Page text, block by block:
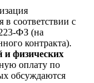
в соответствии с
ФЗ (на
контракта).
и физических
оплату по
обсуждаются